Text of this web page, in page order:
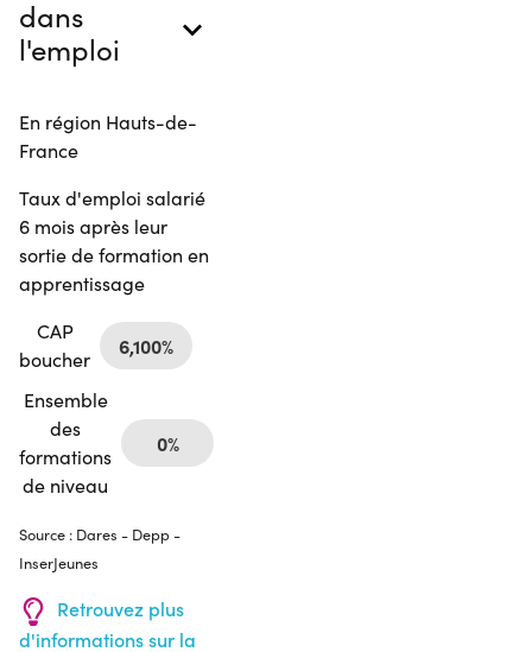
dans
l'emploi
En région Hauts-de-
France
Taux d'emploi salarié
6 mois après leur
sortie de formation en
apprentissage
CAP
boucher
6,100%
Ensemble
des
formations
de niveau
0%
Source : Dares - Depp -
InserJeunes
Retrouvez plus
d'informations sur la